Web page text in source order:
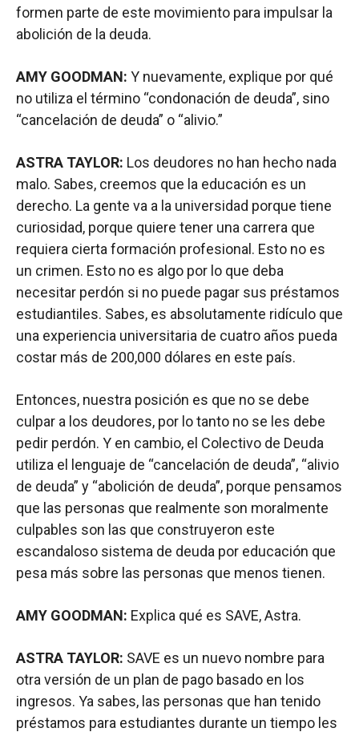
formen parte de este movimiento para impulsar la
abolición de la deuda.
AMY GOODMAN: Y nuevamente, explique por qué
no utiliza el término “condonación de deuda”, sino
“cancelación de deuda” o “alivio.”
ASTRA TAYLOR: Los deudores no han hecho nada
malo. Sabes, creemos que la educación es un
derecho. La gente va a la universidad porque tiene
curiosidad, porque quiere tener una carrera que
requiera cierta formación profesional. Esto no es
un crimen. Esto no es algo por lo que deba
necesitar perdón si no puede pagar sus préstamos
estudiantiles. Sabes, es absolutamente ridículo que
una experiencia universitaria de cuatro años pueda
costar más de 200,000 dólares en este país.
Entonces, nuestra posición es que no se debe
culpar a los deudores, por lo tanto no se les debe
pedir perdón. Y en cambio, el Colectivo de Deuda
utiliza el lenguaje de “cancelación de deuda”, “alivio
de deuda” y “abolición de deuda”, porque pensamos
que las personas que realmente son moralmente
culpables son las que construyeron este
escandaloso sistema de deuda por educación que
pesa más sobre las personas que menos tienen.
AMY GOODMAN: Explica qué es SAVE, Astra.
ASTRA TAYLOR: SAVE es un nuevo nombre para
otra versión de un plan de pago basado en los
ingresos. Ya sabes, las personas que han tenido
préstamos para estudiantes durante un tiempo les